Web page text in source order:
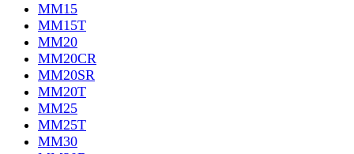
MM15
MM15T
MM20
MM20CR
MM20SR
MM20T
MM25
MM25T
MM30